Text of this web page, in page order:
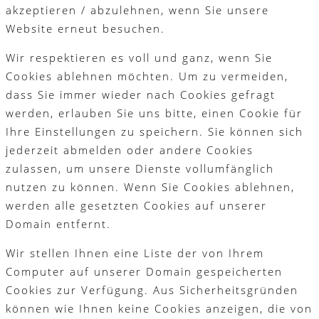
akzeptieren / abzulehnen, wenn Sie unsere
Website erneut besuchen.
Wir respektieren es voll und ganz, wenn Sie
Cookies ablehnen möchten. Um zu vermeiden,
dass Sie immer wieder nach Cookies gefragt
werden, erlauben Sie uns bitte, einen Cookie für
Ihre Einstellungen zu speichern. Sie können sich
jederzeit abmelden oder andere Cookies
zulassen, um unsere Dienste vollumfänglich
nutzen zu können. Wenn Sie Cookies ablehnen,
werden alle gesetzten Cookies auf unserer
Domain entfernt.
Wir stellen Ihnen eine Liste der von Ihrem
Computer auf unserer Domain gespeicherten
Cookies zur Verfügung. Aus Sicherheitsgründen
können wie Ihnen keine Cookies anzeigen, die von